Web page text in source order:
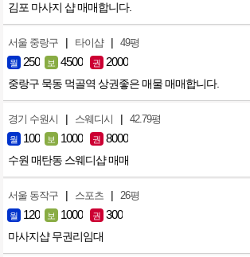
김포 마사지 샵 매매합니다.
서울 중랑구 | 타이샵 | 49평
월 250 보 4500 권 2000
중랑구 묵동 먹골역 상권좋은 매물 매매합니다.
경기 수원시 | 스웨디시 | 42.79평
월 100 보 1000 권 8000
수원 매탄동 스웨디샵 매매
서울 동작구 | 스포츠 | 26평
월 120 보 1000 권 300
마사지샵 무권리임대